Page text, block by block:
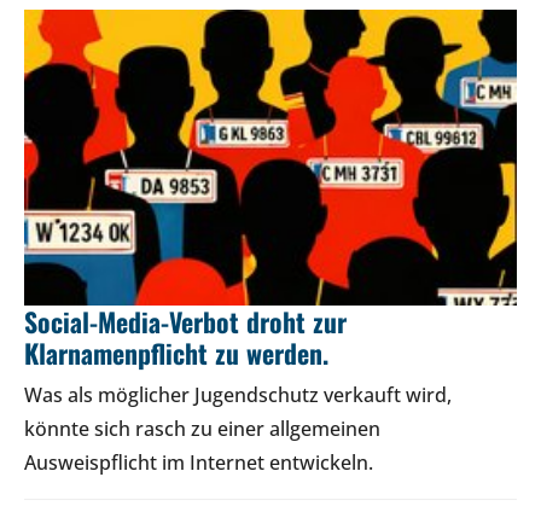
Social-Media-Verbot droht zur
Klarnamenpflicht zu werden.
Was als möglicher Jugendschutz verkauft wird,
könnte sich rasch zu einer allgemeinen
Ausweispflicht im Internet entwickeln.